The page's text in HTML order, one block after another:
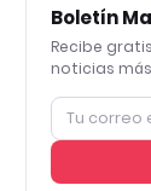
Boletín
Recibe
noticias